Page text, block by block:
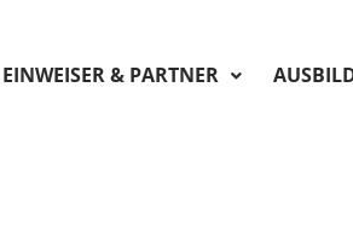
EINWEISER & PARTNER